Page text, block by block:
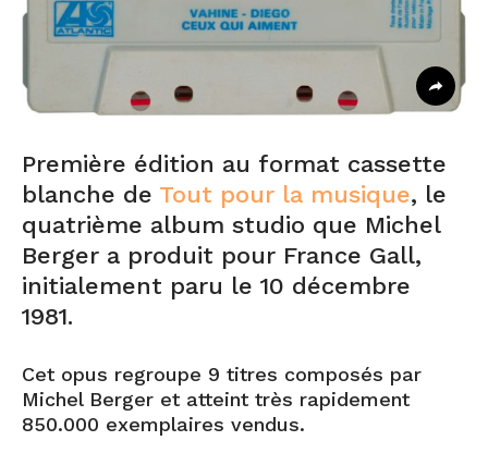
Première édition au format cassette
blanche de Tout pour la musique, le
quatrième album studio que Michel
Berger a produit pour France Gall,
initialement paru le 10 décembre
1981.
Cet opus regroupe 9 titres composés par
Michel Berger et atteint très rapidement
850.000 exemplaires vendus.